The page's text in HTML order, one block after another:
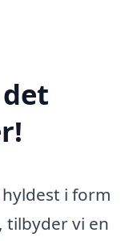
i form
tilbyder vi en